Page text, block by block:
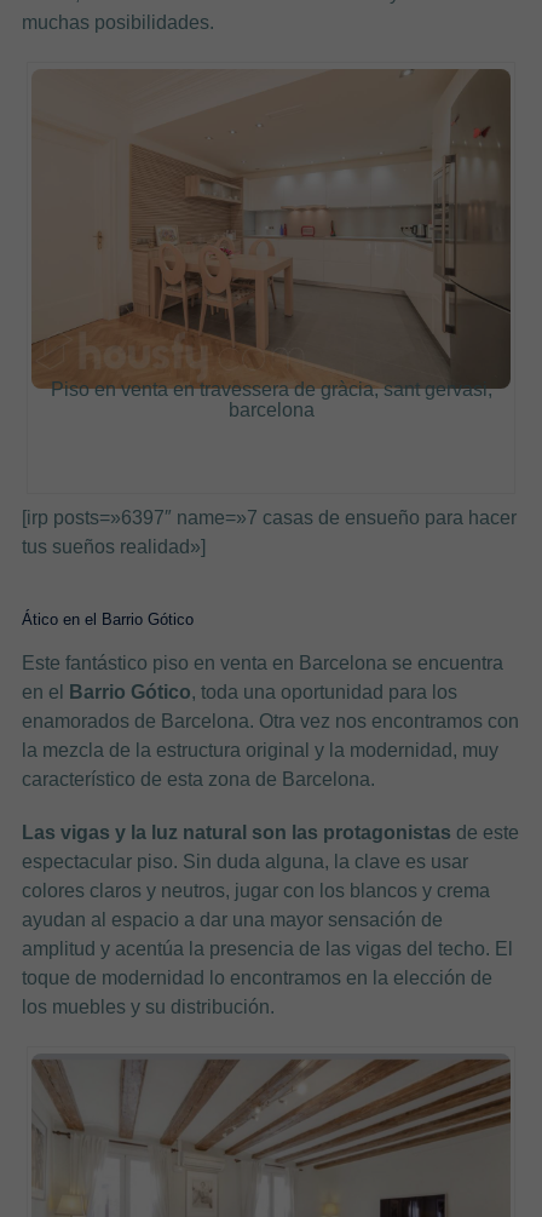
muchas posibilidades.
Piso en venta en travessera de gràcia, sant gervasi,
barcelona
[irp posts=»6397″ name=»7 casas de ensueño para hacer
tus sueños realidad»]
Ático en el Barrio Gótico
Este fantástico piso en venta en Barcelona se encuentra
en el
Barrio Gótico, toda una oportunidad para los
enamorados de Barcelona. Otra vez nos encontramos con
la mezcla de la estructura original y la modernidad, muy
característico de esta zona de Barcelona.
Las vigas y la luz natural son las protagonistas de este
espectacular piso. Sin duda alguna, la clave es usar
colores claros y neutros, jugar con los blancos y crema
ayudan al espacio a dar una mayor sensación de
amplitud y acentúa la presencia de las vigas del techo. El
toque de modernidad lo encontramos en la elección de
los muebles y su distribución.